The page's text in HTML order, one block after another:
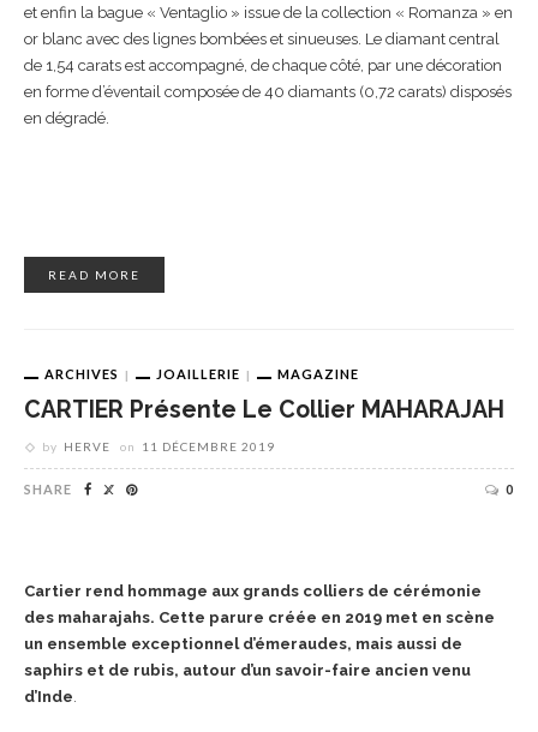
et enfin la bague « Ventaglio » issue de la collection « Romanza » en
or blanc avec des lignes bombées et sinueuses. Le diamant central
de 1,54 carats est accompagné, de chaque côté, par une décoration
en forme d’éventail composée de 40 diamants (0,72 carats) disposés
en dégradé.
READ MORE
ARCHIVES JOAILLERIE MAGAZINE
CARTIER Présente Le Collier MAHARAJAH
by HERVE on 11 DÉCEMBRE 2019
SHARE 0
Cartier rend hommage aux grands colliers de cérémonie
des maharajahs. Cette parure créée en 2019 met en scène
un ensemble exceptionnel d’émeraudes, mais aussi de
saphirs et de rubis, autour d’un savoir-faire ancien venu
d’Inde.